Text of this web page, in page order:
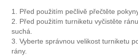
1. Před použitím pečlivě přečtěte
2. Před použitím turniketu vyčistěte
suchá.
3. Vyberte správnou velikost turniketu
rány.